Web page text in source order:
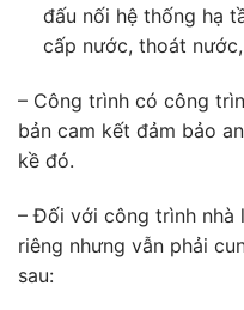
đấu nối hệ thống hạ
cấp nước, thoát
– Công trình có công
bản cam kết đảm bảo
kề đó.
– Đối với công trình nhà
riêng nhưng vẫn phải
sau: